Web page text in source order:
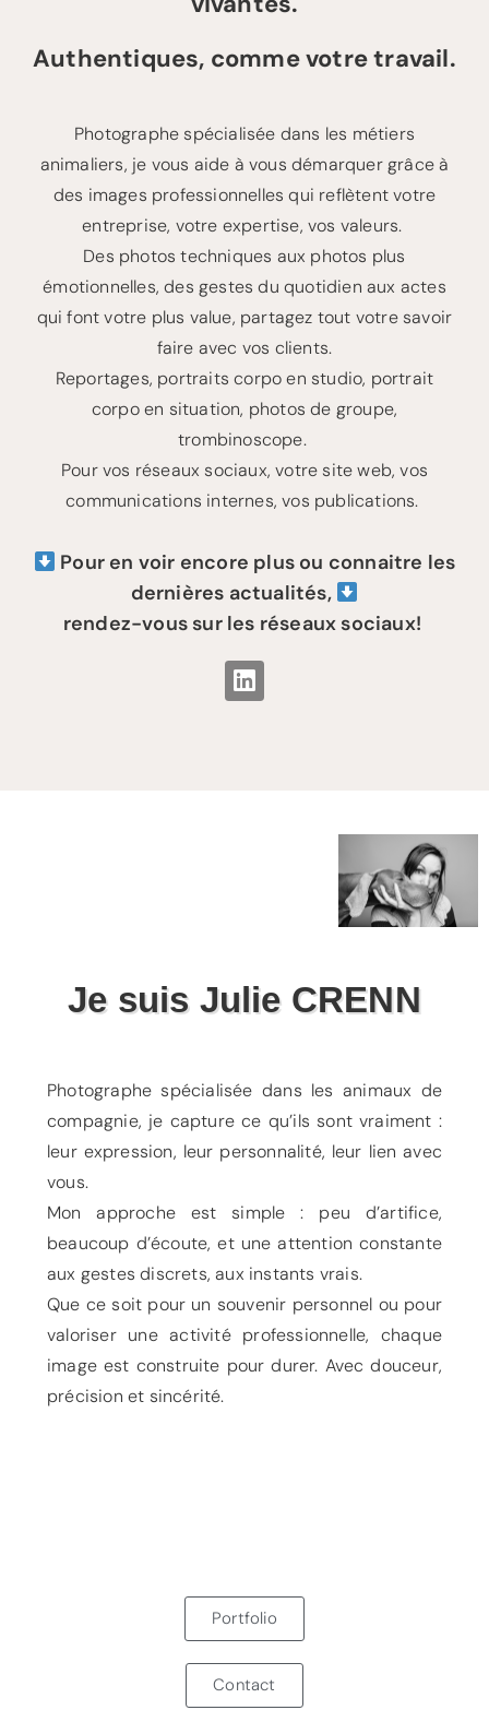
Authentiques, comme votre travail.
Photographe spécialisée dans les métiers
animaliers, je vous aide à vous démarquer grâce à
des images professionnelles qui reflètent votre
entreprise, votre expertise, vos valeurs.
Des photos techniques aux photos plus
émotionnelles, des gestes du quotidien aux actes
qui font votre plus value, partagez tout votre savoir
faire avec vos clients.
Reportages, portraits corpo en studio, portrait
corpo en situation, photos de groupe,
trombinoscope.
Pour vos réseaux sociaux, votre site web, vos
communications internes, vos publications.
Pour en voir encore plus ou connaitre les
dernières actualités,
rendez-vous sur les réseaux sociaux!
Je suis Julie CRENN
Photographe spécialisée dans les animaux de
compagnie, je capture ce qu’ils sont vraiment :
leur expression, leur personnalité, leur lien avec
vous.
Mon approche est simple : peu d’artifice,
beaucoup d’écoute, et une attention constante
aux gestes discrets, aux instants vrais.
Que ce soit pour un souvenir personnel ou pour
valoriser une activité professionnelle, chaque
image est construite pour durer. Avec douceur,
précision et sincérité.
Portfolio
Contact